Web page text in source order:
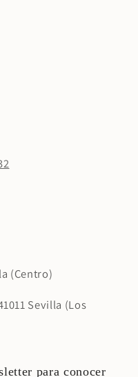
(Centro)
Sevilla (Los
para conocer